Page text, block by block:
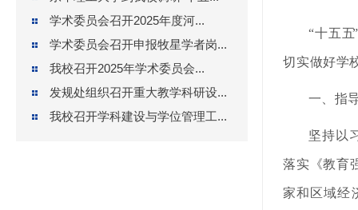
学术委员会召开2025年度河...
学术委员会召开申报牧星学者岗...
我校召开2025年学术委员会...
发规处组织召开重大教学科研设...
我校召开学科建设与学位管理工...
“十五五
切实做好学
一、指
坚持以
落实《教育
家和区域经